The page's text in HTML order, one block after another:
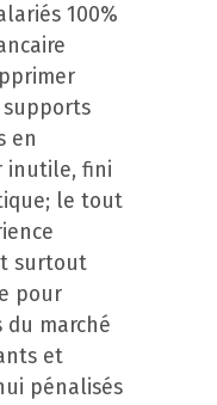
100%
supports
en
inutile, fini
le tout
surtout
pour
du marché
et
pénalisés